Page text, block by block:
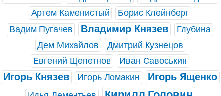
Артем Каменистый
Борис Клейнберг
Вадим Пугачев
Владимир Князев
Глубина
Дем Михайлов
Дмитрий Кузнецов
Евгений Щепетнов
Иван Савоськин
Игорь Князев Игорь Ломакин Игорь Ященко